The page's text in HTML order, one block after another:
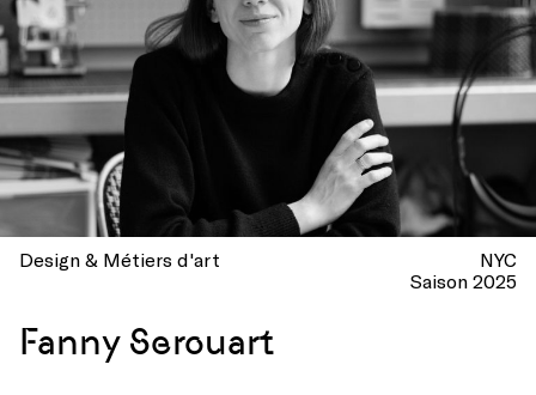
Design & Métiers d'art
NYC
Saison 2025
Fanny Serouart